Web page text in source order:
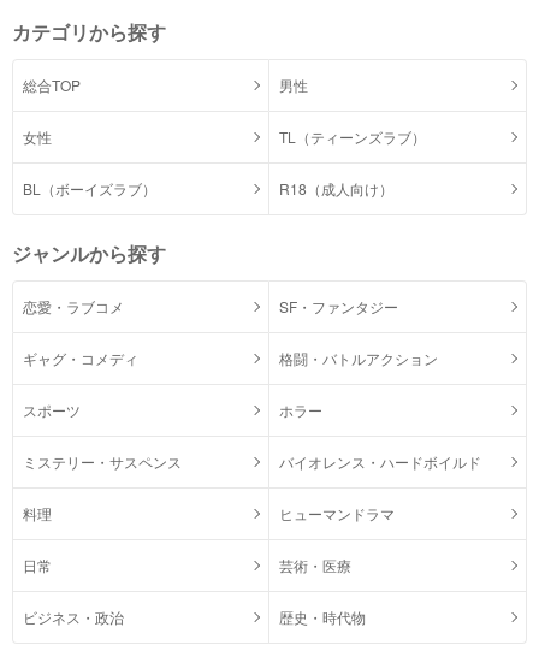
カテゴリから探す
総合TOP 男性
女性 TL（ティーンズラブ）
BL（ボーイズラブ） R18（成人向け）
ジャンルから探す
恋愛・ラブコメ SF・ファンタジー
ギャグ・コメディ 格闘・バトルアクション
スポーツ ホラー
ミステリー・サスペンス バイオレンス・ハードボイルド
料理 ヒューマンドラマ
日常 芸術・医療
ビジネス・政治 歴史・時代物